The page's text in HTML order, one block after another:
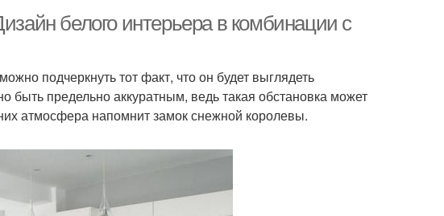
белого интерьера в комбинации с
подчеркнуть тот факт, что он будет выглядеть
быть предельно аккуратным, ведь такая обстановка может
атмосфера напомнит замок снежной королевы.